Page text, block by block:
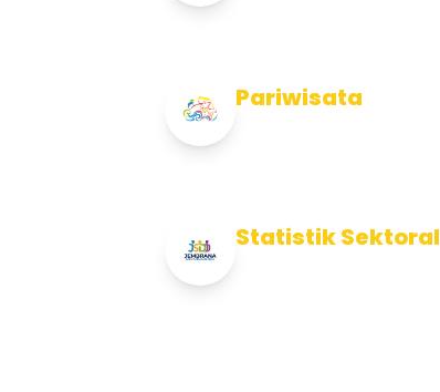
Pariwisata
Statistik Sektoral